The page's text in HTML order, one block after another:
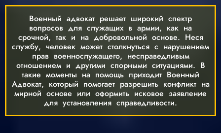
Военный адвокат решает широкий спектр
вопросов для служащих в армии, как на
срочной, так и на добровольной основе. Неся
службу, человек может столкнуться с нарушением
прав военнослужащего, несправедливым
отношением и другими спорными ситуациями. В
такие моменты на помощь приходит Военный
Адвокат, который помогает разрешить конфликт на
мирной основе или оформить исковое заявление
для установления справедливости.